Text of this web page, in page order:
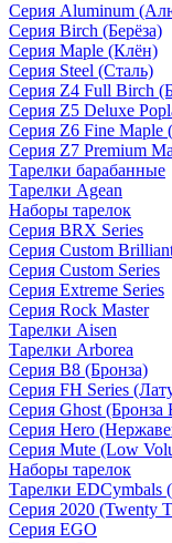
Серия Aluminum
Серия Birch (Берёза)
Серия Maple (Клён)
Серия Steel (Сталь)
Серия Z4 Full Birch
Серия Z5 Deluxe
Серия Z6 Fine Maple
Серия Z7 Premium
Тарелки барабанные
Тарелки Agean
Наборы тарелок
Серия BRX Series
Серия Custom
Серия Custom Series
Серия Extreme Series
Серия Rock Master
Тарелки Aisen
Тарелки Arborea
Серия B8 (Бронза)
Серия FH Series
Серия Ghost (Бронза
Серия Hero
Серия Mute (Low
Наборы тарелок
Тарелки EDCymbals
Серия 2020 (Twenty
Серия EGO